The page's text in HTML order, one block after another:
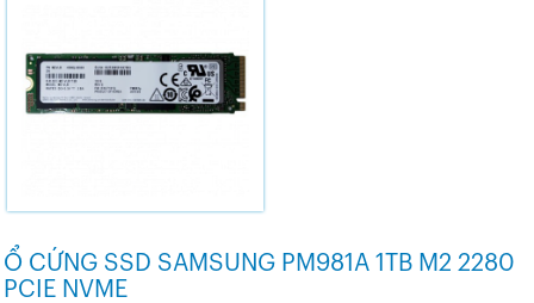
Ổ CỨNG SSD SAMSUNG PM981A 1TB M2 2280
PCIE NVME